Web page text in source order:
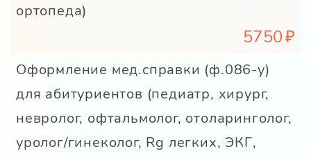
ортопеда)
5750
Оформление мед.справки (ф.086-у)
для абитуриентов (педиатр, хирург,
невролог, офтальмолог, отоларинголог,
уролог/гинеколог, Rg легких, ЭКГ,